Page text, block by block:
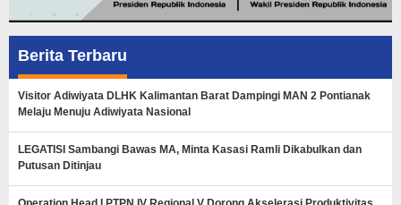
Berita Terbaru
Visitor Adiwiyata DLHK Kalimantan Barat Dampingi MAN 2 Pontianak
Melaju Menuju Adiwiyata Nasional
LEGATISI Sambangi Bawas MA, Minta Kasasi Ramli Dikabulkan dan
Putusan Ditinjau